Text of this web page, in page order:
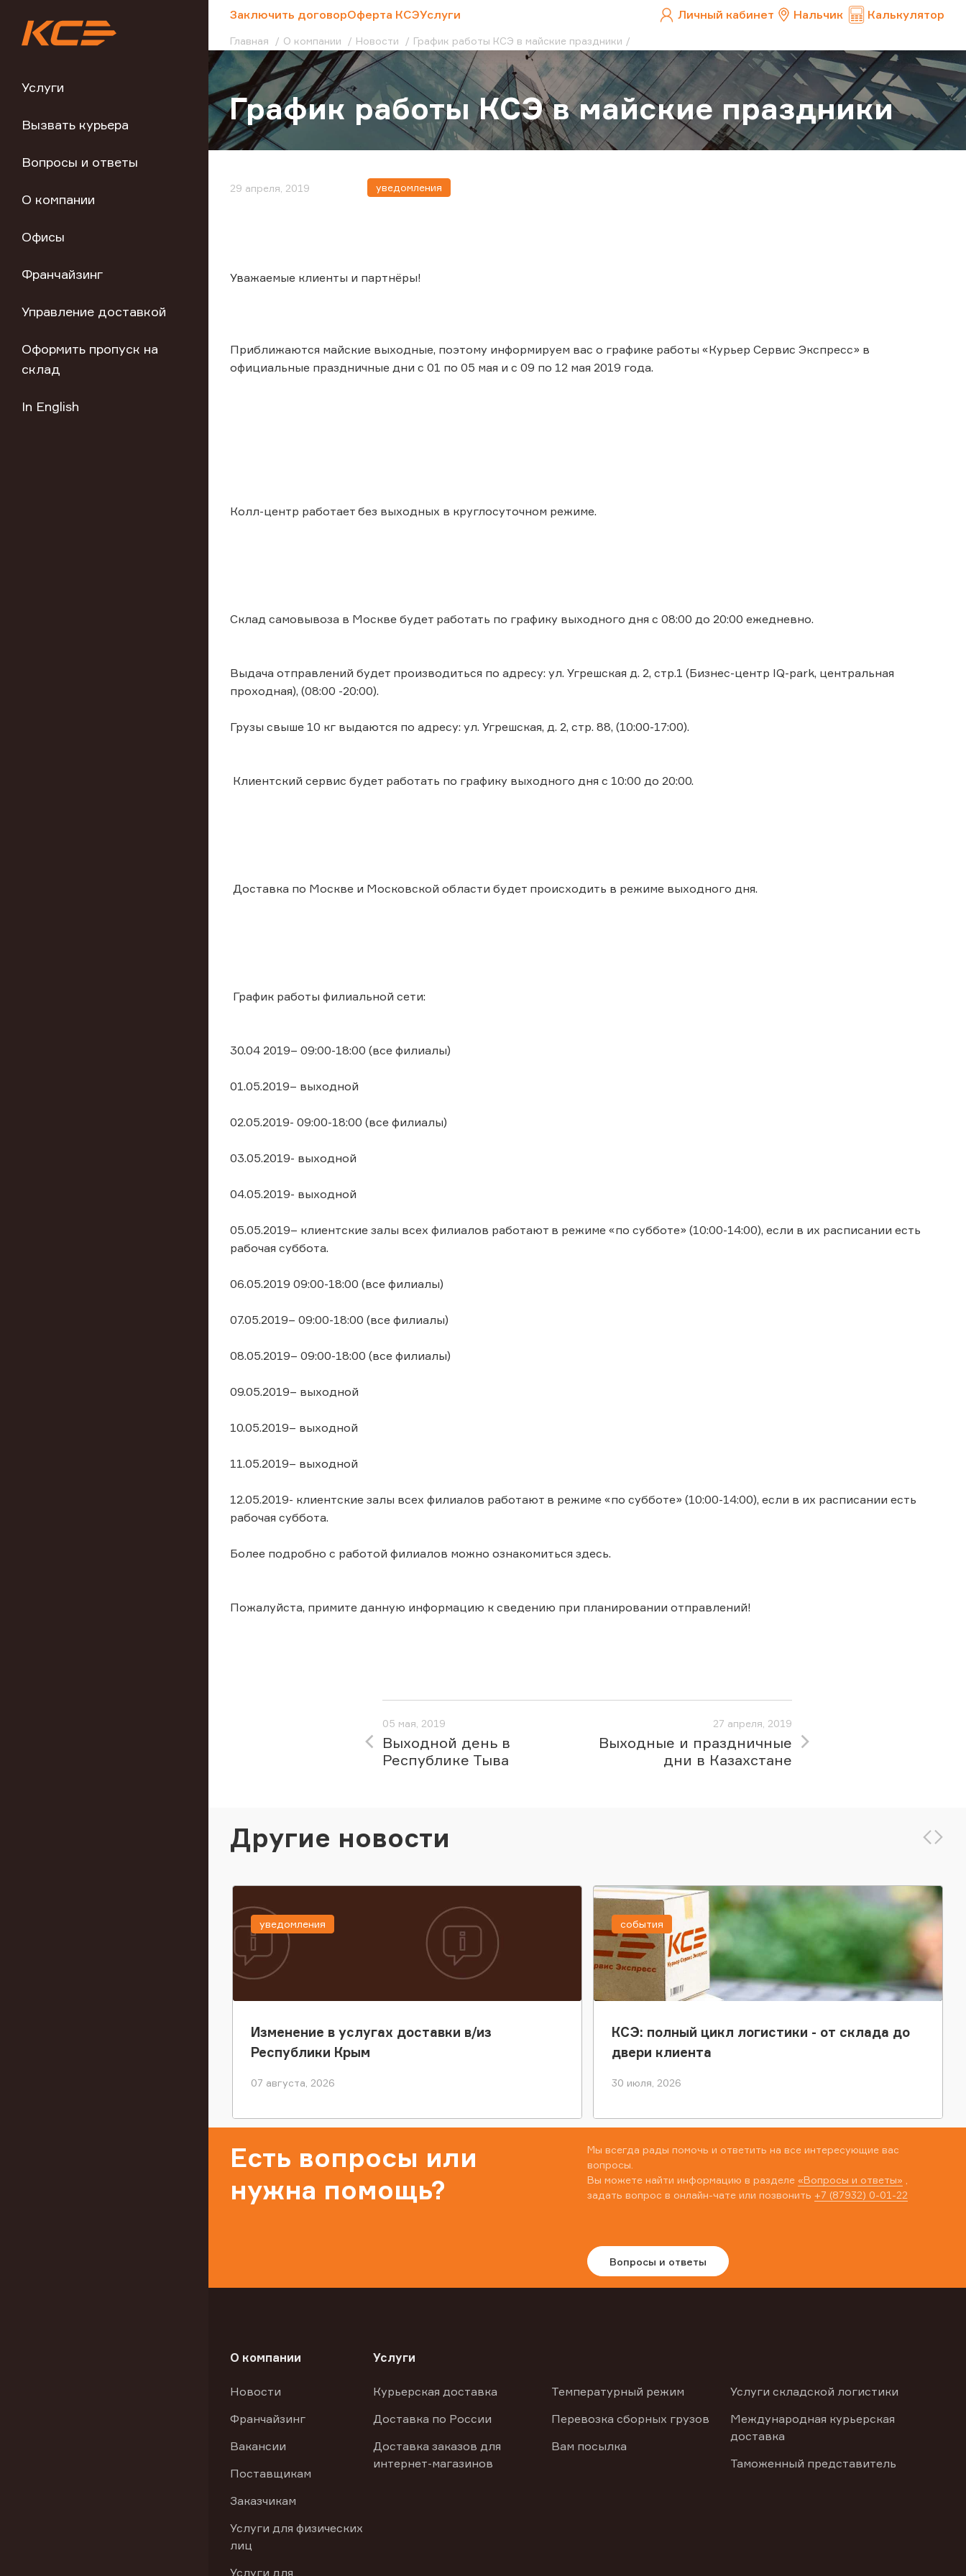
Услуги
Вызвать курьера
Вопросы и ответы
О компании
Офисы
Франчайзинг
Управление доставкой
Оформить пропуск на
склад
In English
Заключить договорОферта КСЭУслуги Личный кабинет Нальчик Калькулятор
Главная О компании Новости График работы КСЭ в майские праздники
График работы КСЭ в майские праздники
29 апреля, 2019 уведомления
Уважаемые клиенты и партнёры!
Приближаются майские выходные, поэтому информируем вас о графике работы «Курьер Сервис Экспресс» в
официальные праздничные дни с 01 по 05 мая и с 09 по 12 мая 2019 года.
Колл-центр работает без выходных в круглосуточном режиме.
Склад самовывоза в Москве будет работать по графику выходного дня с 08:00 до 20:00 ежедневно.
Выдача отправлений будет производиться по адресу: ул. Угрешcкая д. 2, стр.1 (Бизнес-центр IQ-park, центральная
проходная), (08:00 -20:00).
Грузы свыше 10 кг выдаются по адресу: ул. Угрешcкая, д. 2, стр. 88, (10:00-17:00).
Клиентский сервис будет работать по графику выходного дня с 10:00 до 20:00.
Доставка по Москве и Московской области будет происходить в режиме выходного дня.
График работы филиальной сети:
30.04 2019– 09:00-18:00 (все филиалы)
01.05.2019– выходной
02.05.2019- 09:00-18:00 (все филиалы)
03.05.2019- выходной
04.05.2019- выходной
05.05.2019– клиентские залы всех филиалов работают в режиме «по субботе» (10:00-14:00), если в их расписании есть
рабочая суббота.
06.05.2019 09:00-18:00 (все филиалы)
07.05.2019– 09:00-18:00 (все филиалы)
08.05.2019– 09:00-18:00 (все филиалы)
09.05.2019– выходной
10.05.2019– выходной
11.05.2019– выходной
12.05.2019- клиентские залы всех филиалов работают в режиме «по субботе» (10:00-14:00), если в их расписании есть
рабочая суббота.
Более подробно с работой филиалов можно ознакомиться здесь.
Пожалуйста, примите данную информацию к сведению при планировании отправлений!
05 мая, 2019
Выходной день в
Республике Тыва
27 апреля, 2019
Выходные и праздничные
дни в Казахстане
Другие новости
Изменение в услугах доставки в/из
Республики Крым
07 августа, 2026
уведомления
КСЭ: полный цикл логистики - от склада до
двери клиента
30 июля, 2026
события
Есть вопросы или
нужна помощь?
Мы всегда рады помочь и ответить на все интересующие вас
вопросы.
Вы можете найти информацию в разделе «Вопросы и ответы»
задать вопрос в онлайн-чате или позвонить +7 (87932) 0-01-22
Вопросы и ответы
О компании
Новости
Франчайзинг
Вакансии
Поставщикам
Заказчикам
Услуги для физических
лиц
Услуги для
Услуги
Курьерская доставка
Доставка по России
Доставка заказов для
интернет-магазинов
Температурный режим
Перевозка сборных грузов
Вам посылка
Услуги складской логистики
Международная курьерская
доставка
Таможенный представитель